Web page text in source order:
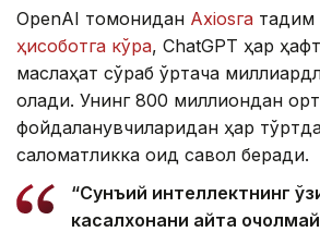
OpenAI томонидан Axiosга
ҳисоботга кўра, ChatGPT ҳар
маслаҳат сўраб ўртача
олади. Унинг 800 миллиондан
фойдаланувчиларидан ҳар
саломатликка оид савол беради.
“Сунъий интеллектнинг
касалхонани қайта